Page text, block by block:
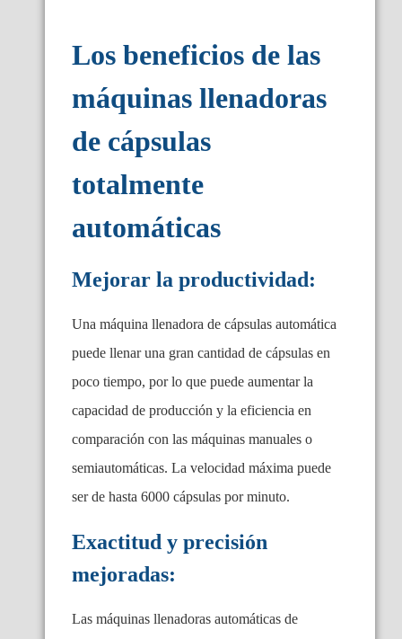
Los beneficios de las
máquinas llenadoras
de cápsulas
totalmente
automáticas
Mejorar la productividad:
Una máquina llenadora de cápsulas automática
puede llenar una gran cantidad de cápsulas en
poco tiempo, por lo que puede aumentar la
capacidad de producción y la eficiencia en
comparación con las máquinas manuales o
semiautomáticas. La velocidad máxima puede
ser de hasta 6000 cápsulas por minuto.
Exactitud y precisión
mejoradas:
Las máquinas llenadoras automáticas de